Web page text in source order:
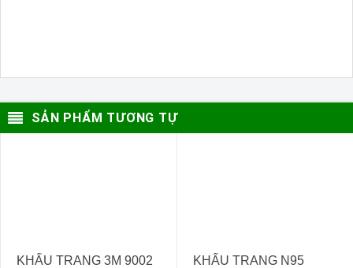
SẢN PHẨM TƯƠNG TỰ
KHẨU TRANG 3M 9002
KHẨU TRANG N95